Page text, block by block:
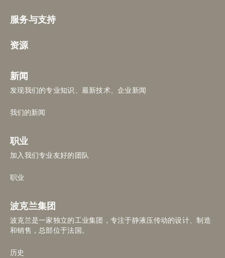
服务与支持
资源
新闻
发现我们的专业知识、最新技术、企业新闻
我们的新闻
职业
加入我们专业友好的团队
职业
波克兰集团
波克兰是一家独立的工业集团，专注于静液压传动的设计、制造
和销售，总部位于法国。
历史